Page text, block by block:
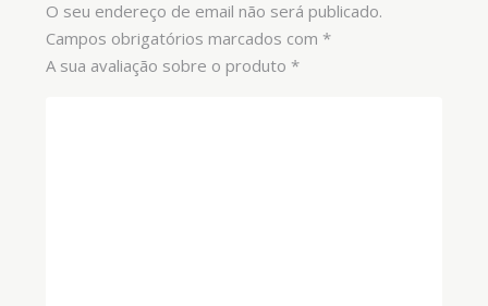
O seu endereço de email não será publicado.
Campos obrigatórios marcados com *
A sua avaliação sobre o produto *